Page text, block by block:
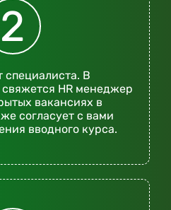
2
специалиста. В
HR менеджер
вакансиях в
согласует с вами
вводного курса.